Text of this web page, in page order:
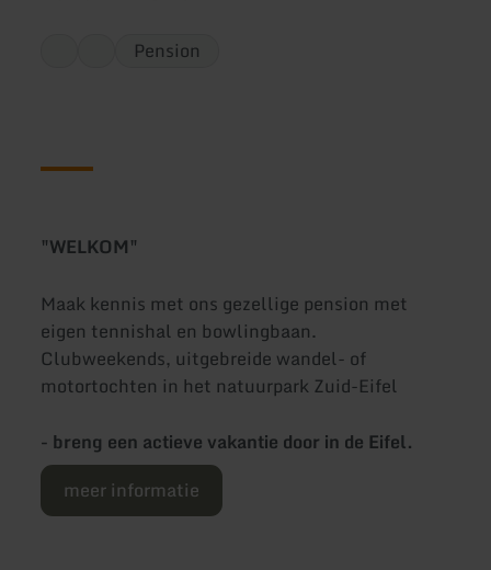
Pension
"WELKOM"
Maak kennis met ons gezellige pension met
eigen tennishal en bowlingbaan.
Clubweekends, uitgebreide wandel- of
motortochten in het natuurpark Zuid-Eifel
- breng een actieve vakantie door in de Eifel.
meer informatie